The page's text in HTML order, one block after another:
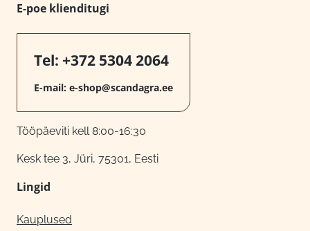
E-poe klienditugi
Tel: +372 5304 2064
E-mail: e-shop@scandagra.ee
Tööpäeviti kell 8:00-16:30
Kesk tee 3, Jüri, 75301, Eesti
Lingid
Kauplused